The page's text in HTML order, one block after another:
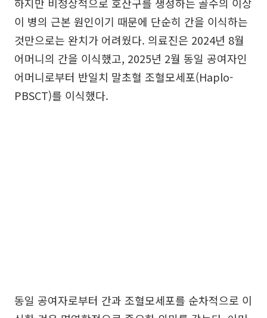
이 병의 근본 원인이기 때문에 단순히 간을 이식하는
것만으로는 완치가 어려웠다. 의료진은 2024년 8월
어머니의 간을 이식했고, 2025년 2월 동일 공여자인
어머니로부터 반일치 말초혈 조혈모세포(Haplo-
PBSCT)를 이식했다.
동일 공여자로부터 간과 조혈모세포를 순차적으로 이